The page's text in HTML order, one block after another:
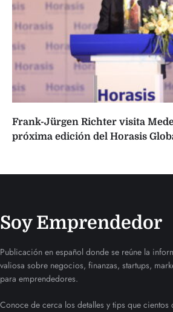
Frank-Jürgen Richter visita
próxima edición del Horasis
Soy Emprendedor
Publicación en español donde se reúne la
valiosa sobre negocios, finanzas, startups,
para emprendedores.
Conoce de cerca los detalles y tips que cientos